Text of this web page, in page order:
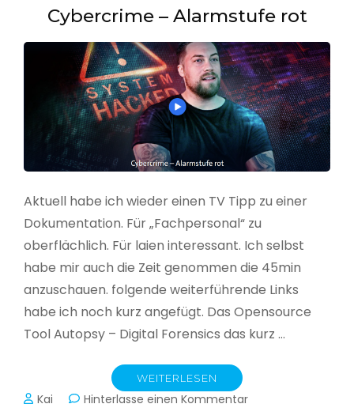
Cybercrime – Alarmstufe rot
Aktuell habe ich wieder einen TV Tipp zu einer
Dokumentation. Für „Fachpersonal“ zu
oberflächlich. Für laien interessant. Ich selbst
habe mir auch die Zeit genommen die 45min
anzuschauen. folgende weiterführende Links
habe ich noch kurz angefügt. Das Opensource
Tool Autopsy – Digital Forensics das kurz …
WEITERLESEN
Kai Hinterlasse einen Kommentarzu